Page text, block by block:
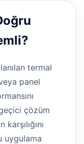
termal
panel
çözüm
uygulama